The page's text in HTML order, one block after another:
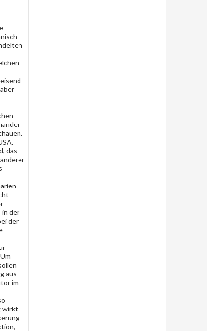
das
in der
der
aus
im
wirkt